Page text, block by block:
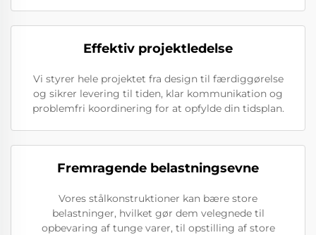
Effektiv projektledelse
Vi styrer hele projektet fra design til færdiggørelse
og sikrer levering til tiden, klar kommunikation og
problemfri koordinering for at opfylde din tidsplan.
Fremragende belastningsevne
Vores stålkonstruktioner kan bære store
belastninger, hvilket gør dem velegnede til
opbevaring af tunge varer, til opstilling af store